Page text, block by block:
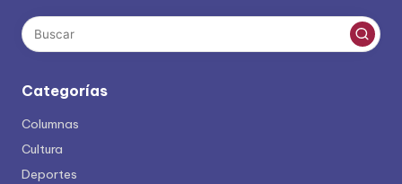
Categorías
Columnas
Cultura
Deportes